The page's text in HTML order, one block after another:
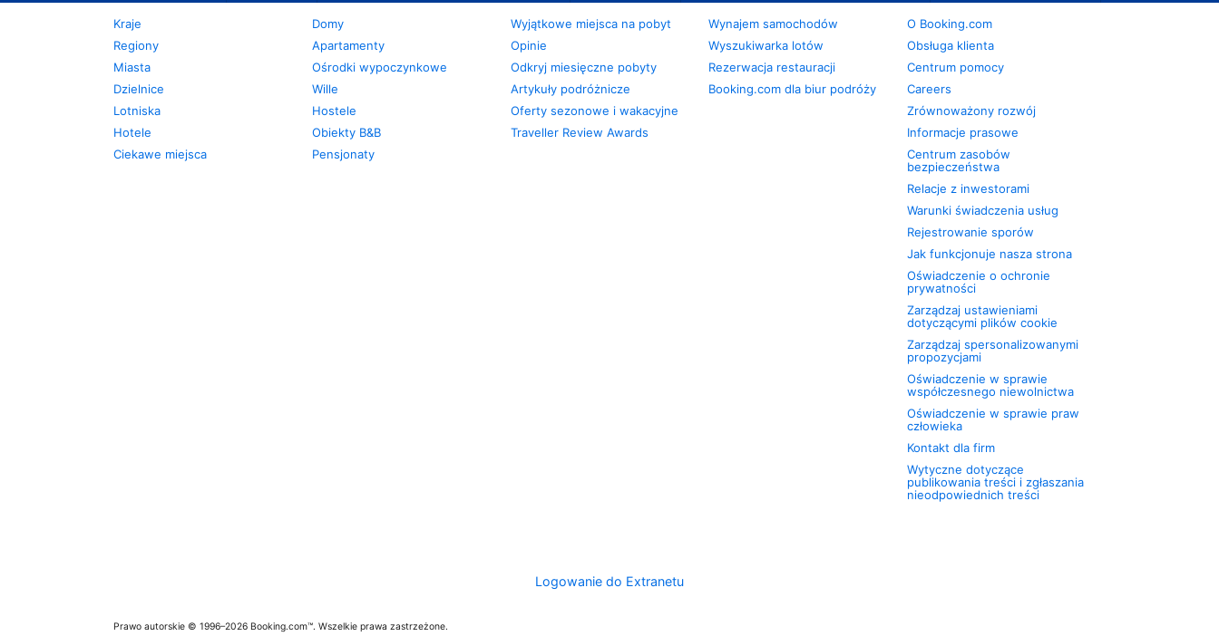
Kraje
Regiony
Miasta
Dzielnice
Lotniska
Hotele
Ciekawe miejsca
Domy
Apartamenty
Ośrodki wypoczynkowe
Wille
Hostele
Obiekty B&B
Pensjonaty
Wyjątkowe miejsca na pobyt
Opinie
Odkryj miesięczne pobyty
Artykuły podróżnicze
Oferty sezonowe i wakacyjne
Traveller Review Awards
Wynajem samochodów
Wyszukiwarka lotów
Rezerwacja restauracji
Booking.com dla biur podróży
O Booking.com
Obsługa klienta
Centrum pomocy
Careers
Zrównoważony rozwój
Informacje prasowe
Centrum zasobów
bezpieczeństwa
Relacje z inwestorami
Warunki świadczenia usług
Rejestrowanie sporów
Jak funkcjonuje nasza strona
Oświadczenie o ochronie
prywatności
Zarządzaj ustawieniami
dotyczącymi plików cookie
Zarządzaj spersonalizowanymi
propozycjami
Oświadczenie w sprawie
współczesnego niewolnictwa
Oświadczenie w sprawie praw
człowieka
Kontakt dla firm
Wytyczne dotyczące
publikowania treści i zgłaszania
nieodpowiednich treści
Logowanie do Extranetu
Prawo autorskie © 1996–2026 Booking.com™. Wszelkie prawa zastrzeżone.